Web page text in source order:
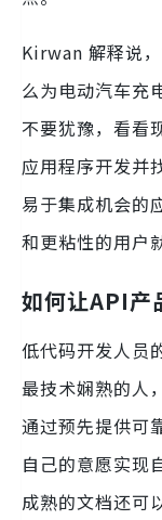
Kirwan 解释说
么为电动汽车充
不要犹豫，看看
应用程序开发并
易于集成机会的
和更粘性的用户
如何让API产
低代码开发人员
最技术娴熟的人
通过预先提供可
自己的意愿实现
成熟的文档还可